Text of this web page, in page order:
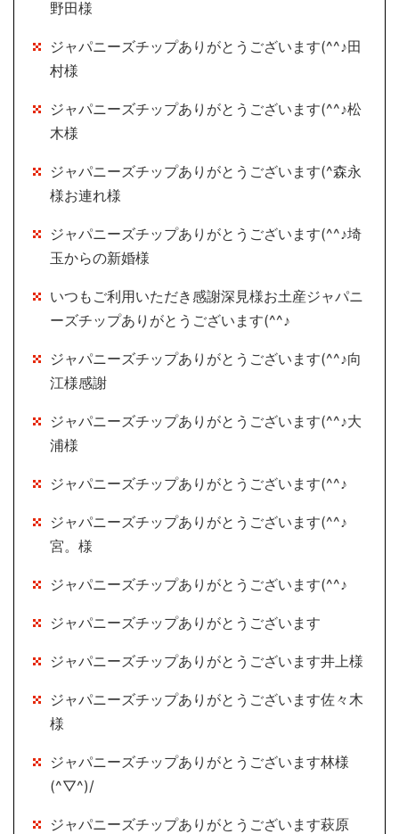
野田様
ジャパニーズチップありがとうございます(^^♪田
村様
ジャパニーズチップありがとうございます(^^♪松
木様
ジャパニーズチップありがとうございます(^森永
様お連れ様
ジャパニーズチップありがとうございます(^^♪埼
玉からの新婚様
いつもご利用いただき感謝深見様お土産ジャパニ
ーズチップありがとうございます(^^♪
ジャパニーズチップありがとうございます(^^♪向
江様感謝
ジャパニーズチップありがとうございます(^^♪大
浦様
ジャパニーズチップありがとうございます(^^♪
ジャパニーズチップありがとうございます(^^♪
宮。様
ジャパニーズチップありがとうございます(^^♪
ジャパニーズチップありがとうございます
ジャパニーズチップありがとうございます井上様
ジャパニーズチップありがとうございます佐々木
様
ジャパニーズチップありがとうございます林様
(^▽^)/
ジャパニーズチップありがとうございます萩原